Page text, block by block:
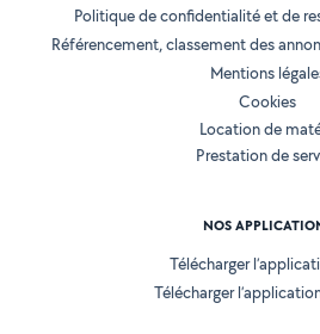
Politique de confidentialité et de
Référencement, classement des
Mentions
Cookies
Location de
Prestation de
NOS
Télécharger
Télécharger